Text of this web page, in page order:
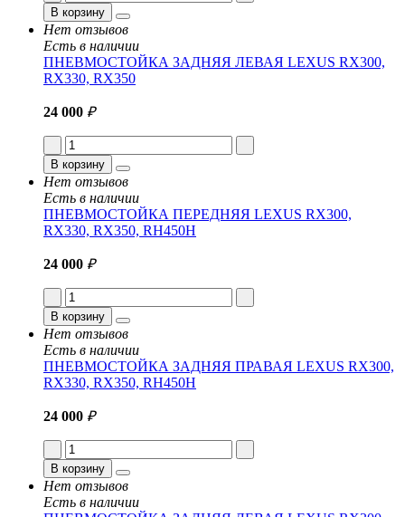
В корзину
Нет отзывов
Есть в наличии
ПНЕВМОСТОЙКА ЗАДНЯЯ ЛЕВАЯ LEXUS RX300,
RX330, RX350
24 000 ₽
В корзину
Нет отзывов
Есть в наличии
ПНЕВМОСТОЙКА ПЕРЕДНЯЯ LEXUS RX300,
RX330, RX350 , RH450H
24 000 ₽
В корзину
Нет отзывов
Есть в наличии
ПНЕВМОСТОЙКА ЗАДНЯЯ ПРАВАЯ LEXUS RX300,
RX330, RX350, RH450H
24 000 ₽
В корзину
Нет отзывов
Есть в наличии